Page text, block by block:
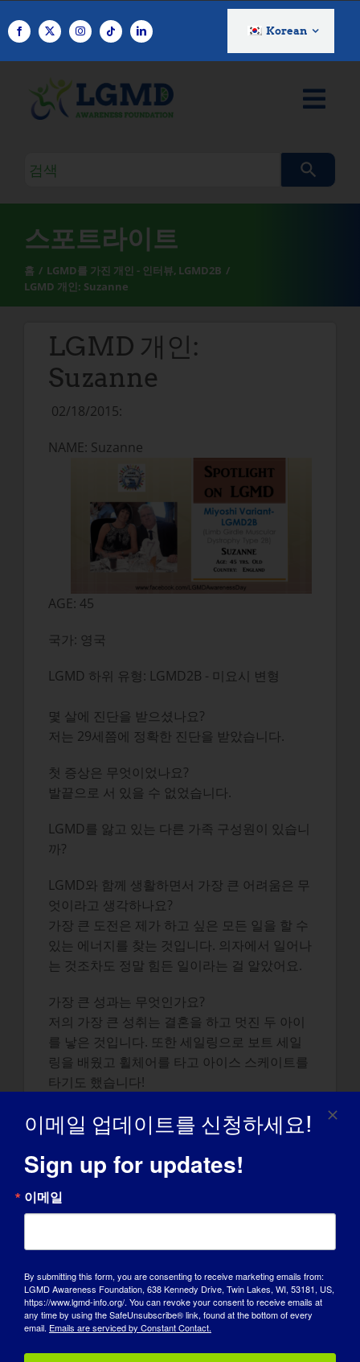
텐
Korean
검
쿼
리
스포트라이트
홈 LGMD를 가진 개인 - 인터뷰 LGMD2B
LGMD 개인: Suzanne
LGMD 개인:
Suzanne
02/18/2015:
NAME: Suzanne
AGE: 45
국가: 영국
LGMD 하위 유형: LGMD2B - 미요시 변형
몇 살에 진단을 받으셨나요?
저는 29세쯤에 정확한 진단을 받았습니다.
첫 증상은 무엇이었나요?
발끝으로 서 있을 수 없었습니다.
LGMD를 앓고 있는 다른 가족 구성원이 있습니
까?
LGMD와 함께 생활하면서 가장 큰 어려움은 무
엇이라고 생각하나요?
가장 큰 도전은 제가 하고 싶은 모든 일을 할 수
있는 에너지를 찾는 것입니다. 의자에서 일어나
는 것조차도 정말 힘든 일이라는 걸 알았어요.
가장 큰 성과는 무엇인가요?
저의 가장 큰 성취는 결혼을 하고 멋진 두 아이
를 낳은 것입니다. 또한 세일링으로 보트 세일
링을 배웠고 휠체어를 타고 아이스 스케이트를
타기도 했습니다!
LGMD가 지금의 자신을 만드는 데 어떤 영향을
미쳤나요?
가족, 친구 등 인생에서 정말 중요한 것이 무엇
인지 깨닫고, 나보다 더 어려운 사람들이 항상
존재하기에 내가 가진 것에 감사할 수 있게 되
었습니다.
LGMD에 대해 세상이 알았으면 하는 것: 현재
LGMD 2B 미요시에 대한 치료법이나 치료제는
없습니다. 자인 재단은 현재 이 질병에 대해 더
많이 알아보고 치료법이나 치료제를 찾기 위해
임상 연구와 연구를 돕고 있습니다!
이메일 업데이트를 신청하세요!
Sign up for updates!
이메일
By submitting this form, you are consenting to receive marketing emails from:
LGMD Awareness Foundation, 638 Kennedy Drive, Twin Lakes, WI, 53181, US,
https://www.lgmd-info.org/. You can revoke your consent to receive emails at
any time by using the SafeUnsubscribe® link, found at the bottom of every
email. Emails are serviced by Constant Contact.